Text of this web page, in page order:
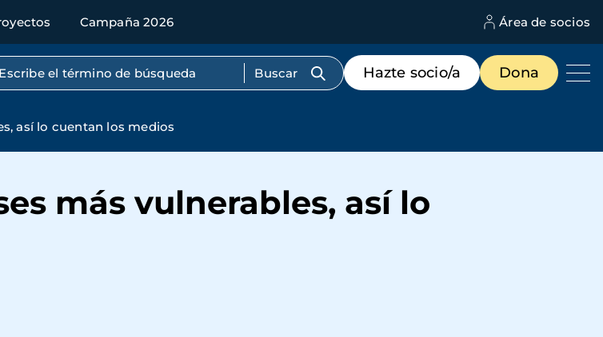
Campaña 2026 Área de socios
Búsqueda por texto completo
Menú
de
destacados
Hazte socio/a Dona
así lo cuentan los medios
más vulnerables, así lo